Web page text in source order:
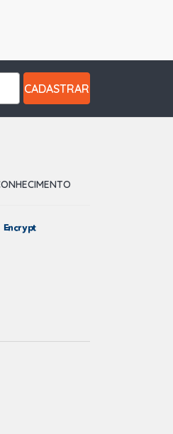
CADASTRAR